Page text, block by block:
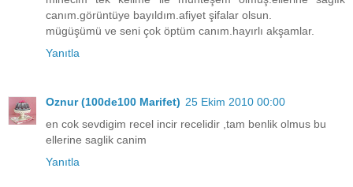
canım.görüntüye bayıldım.afiyet şifalar olsun.
mügüşümü ve seni çok öptüm canım.hayırlı akşamlar.
Yanıtla
Oznur (100de100 Marifet) 25 Ekim 2010 00:00
en cok sevdigim recel incir recelidir ,tam benlik olmus bu
ellerine saglik canim
Yanıtla